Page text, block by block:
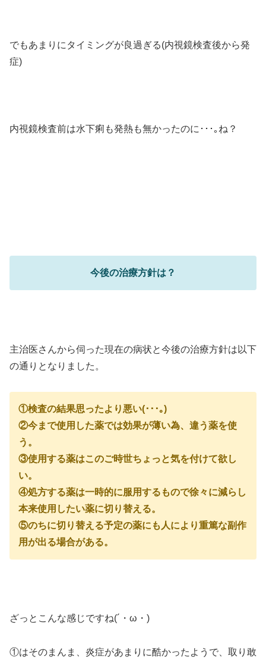
でもあまりにタイミングが良過ぎる(内視鏡検査後から発
症)
内視鏡検査前は水下痢も発熱も無かったのに･･･｡ね？
今後の治療方針は？
主治医さんから伺った現在の病状と今後の治療方針は以下
の通りとなりました。
①検査の結果思ったより悪い(･･･｡)
②今まで使用した薬では効果が薄い為、違う薬を使
う。
③使用する薬はこのご時世ちょっと気を付けて欲し
い。
④処方する薬は一時的に服用するもので徐々に減らし
本来使用したい薬に切り替える。
⑤のちに切り替える予定の薬にも人により重篤な副作
用が出る場合がある。
ざっとこんな感じですね(´・ω・)
①はそのまんま、炎症があまりに酷かったようで、取り敢